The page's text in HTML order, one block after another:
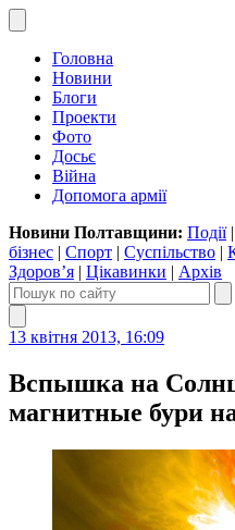
Головна
Новини
Блоги
Проекти
Фото
Досьє
Війна
Допомога армії
Новини Полтавщини: Події|
бізнес | Спорт | Суспільство |
Здоров’я | Цікавинки | Архів
13 квітня 2013, 16:09
Вспышка на
магнитные бури